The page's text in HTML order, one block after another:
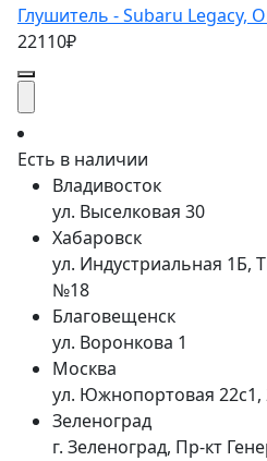
Глушитель - Subaru Legacy,
22110₽
Есть в наличии
Владивосток
ул. Выселковая 30
Хабаровск
ул. Индустриальная 1Б,
№18
Благовещенск
ул. Воронкова 1
Москва
ул. Южнопортовая 22с1,
Зеленоград
г. Зеленоград, Пр-кт